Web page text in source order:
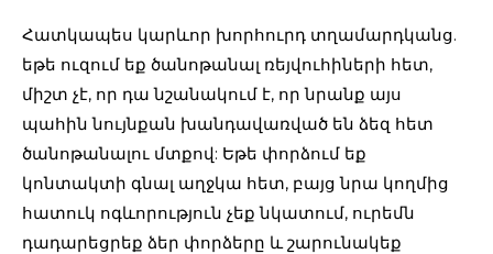
Հատկապես կարևոր խորհուրդ տղամարդկանց.
եթե ուզում եք ծանոթանալ ռեյվուհիների հետ,
միշտ չէ, որ դա նշանակում է, որ նրանք այս
պահին նույնքան խանդավառված են ձեզ հետ
ծանոթանալու մտքով: Եթե փորձում եք
կոնտակտի գնալ աղջկա հետ, բայց նրա կողմից
հատուկ ոգևորություն չեք նկատում, ուրեմն
դադարեցրեք ձեր փորձերը և շարունակեք